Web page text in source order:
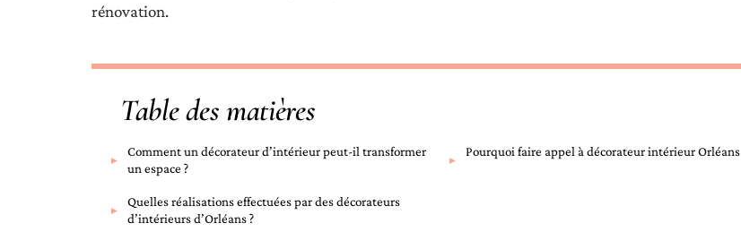
rénovation.
Table des matières
Comment un décorateur d’intérieur peut-il transformer
un espace ?
Pourquoi faire appel à décorateur intérieur Orléans
Quelles réalisations effectuées par des décorateurs
d’intérieurs d’Orléans ?